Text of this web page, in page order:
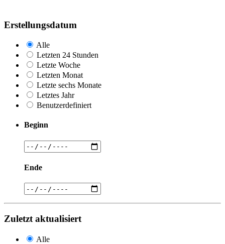
Erstellungsdatum
Alle
Letzten 24 Stunden
Letzte Woche
Letzten Monat
Letzte sechs Monate
Letztes Jahr
Benutzerdefiniert
Beginn
Ende
Zuletzt aktualisiert
Alle